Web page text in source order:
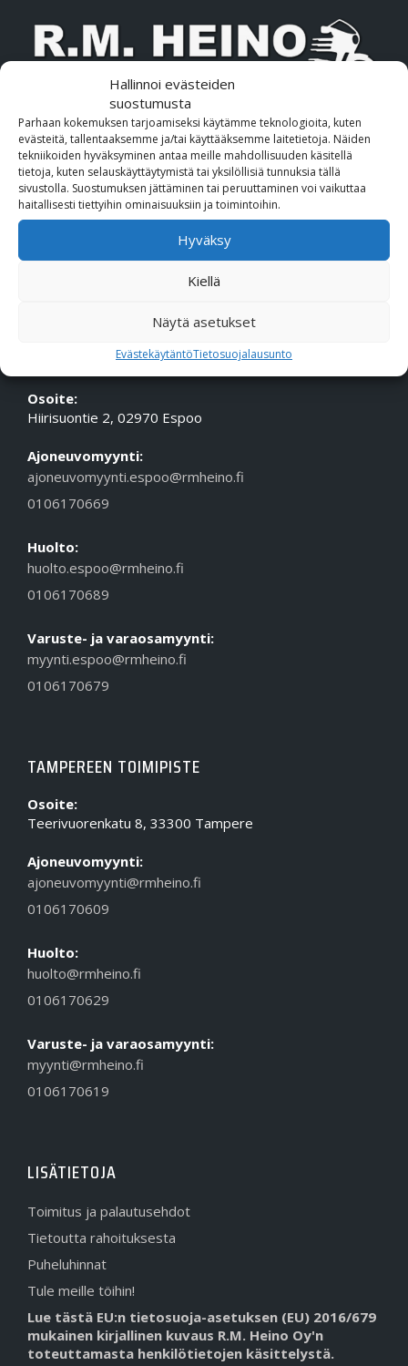
Hallinnoi evästeiden
suostumusta
Parhaan kokemuksen tarjoamiseksi käytämme teknologioita, kuten
evästeitä, tallentaaksemme ja/tai käyttääksemme laitetietoja. Näiden
tekniikoiden hyväksyminen antaa meille mahdollisuuden käsitellä
tietoja, kuten selauskäyttäytymistä tai yksilöllisiä tunnuksia tällä
sivustolla. Suostumuksen jättäminen tai peruuttaminen voi vaikuttaa
haitallisesti tiettyihin ominaisuuksiin ja toimintoihin.
Hyväksy
Kiellä
Näytä asetukset
EvästekäytäntöTietosuojalausunto
OTA MEIHIN YHTEYTTÄ!
Puhelin (Vaihde): 010 617 0600
Sähköposti:etunimi.sukunimi@rmheino.fi
Y-tunnus:0748389-3
Myynti: ma-pe 10-18, la 10-14
Huolto Tampere: ma-pe 09-17
ESPOON TOIMIPISTE
Osoite:
Hiirisuontie 2, 02970 Espoo
Ajoneuvomyynti:
ajoneuvomyynti.espoo@rmheino.fi
0106170669
Huolto:
huolto.espoo@rmheino.fi
0106170689
Varuste- ja varaosamyynti:
myynti.espoo@rmheino.fi
0106170679
TAMPEREEN TOIMIPISTE
Osoite:
Teerivuorenkatu 8, 33300 Tampere
Ajoneuvomyynti:
ajoneuvomyynti@rmheino.fi
0106170609
Huolto:
huolto@rmheino.fi
0106170629
Varuste- ja varaosamyynti:
myynti@rmheino.fi
0106170619
LISÄTIETOJA
Toimitus ja palautusehdot
Tietoutta rahoituksesta
Puheluhinnat
Tule meille töihin!
Lue tästä EU:n tietosuoja-asetuksen (EU) 2016/679
mukainen kirjallinen kuvaus R.M. Heino Oy'n
toteuttamasta henkilötietojen käsittelystä.